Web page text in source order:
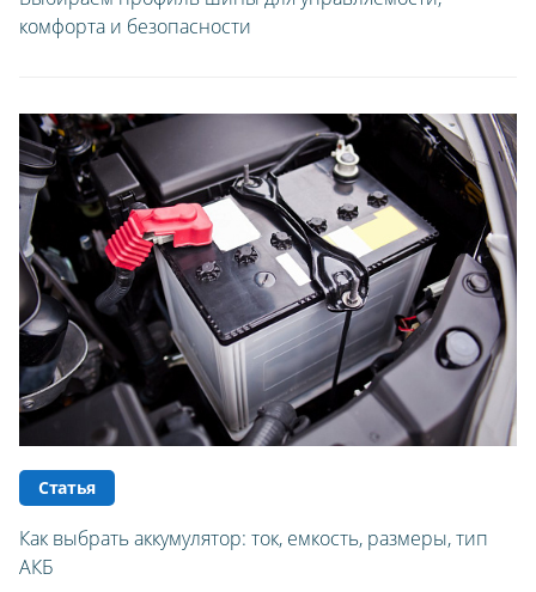
ЗИМНИЕ
ЛЕТНИЕ
ВСЕСЕЗОННЫЕ
ДЛЯ ГРУЗОВЫХ АВТО
ДЛЯ СПЕЦТЕХНИКИ
ЛИТЫЕ
ШТАМПОВАНЫЕ
ДЛЯ ГРУЗОВЫХ АВТО
комфорта и безопасности
Статья
Как выбрать аккумулятор: ток, емкость, размеры, тип
АКБ